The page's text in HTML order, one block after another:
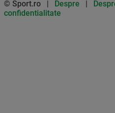
© Sport.ro | Despre |
confidentialitate